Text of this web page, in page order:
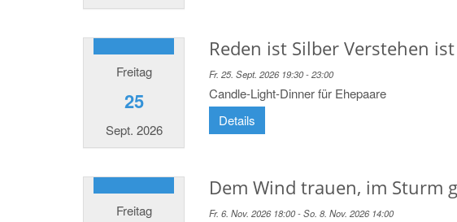
Freitag
25
Sept. 2026
Reden ist Silber Verstehen
Fr. 25. Sept. 2026 19:30 - 23:00
Candle-Light-Dinner für Ehepaare
Details
Freitag
Dem Wind trauen, im Sturm
Fr. 6. Nov. 2026 18:00 - So. 8. Nov. 2026 14:00